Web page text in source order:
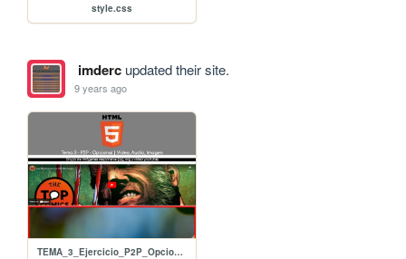
style.css
imdercupdated their site.
9 years ago
TEMA_3_Ejercicio_P2P_Opcional_01_Video_Audio_Imagen